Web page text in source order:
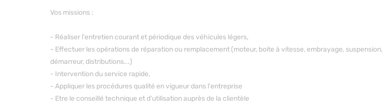
Vos missions :
- Réaliser l'entretien courant et périodique des véhicules légers,
- Effectuer les opérations de réparation ou remplacement (moteur, boite à vitesse, embrayage, suspension,
démarreur, distributions...)
- Intervention du service rapide,
- Appliquer les procédures qualité en vigueur dans l'entreprise
- Etre le conseillé technique et d'utilisation auprès de la clientèle